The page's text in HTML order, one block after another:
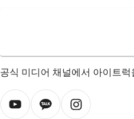
공식 미디어 채널에서 아이트럭